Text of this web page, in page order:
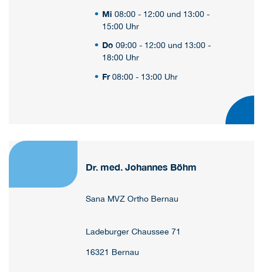
Mi08:00 - 12:00 und 13:00 -
15:00 Uhr
Do 09:00 - 12:00 und 13:00 -
18:00 Uhr
Fr08:00 - 13:00 Uhr
Dr. med. Johannes Böhm
Sana MVZ Ortho Bernau
Ladeburger Chaussee 71
16321 Bernau